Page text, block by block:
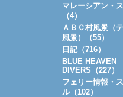
マレーシアン・
（4）
ＡＢＣ村風景（
風景）（55）
日記（716）
BLUE HEAVEN
DIVERS（227）
フェリー情報・
ル（102）